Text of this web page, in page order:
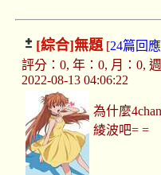
[綜合]無題[24篇回應
評分：0, 年：0, 月：0,
2022-08-13 04:06:22
為什麼
綾波吧= =